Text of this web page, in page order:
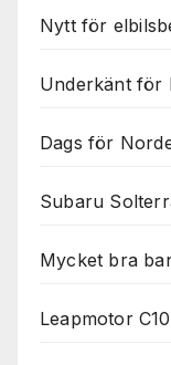
Nytt för
Underkänt för
Dags för
Subaru
Mycket bra
Leapmotor